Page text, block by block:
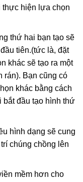
hiện lựa chọn
thứ hai bạn tạo sẽ
tiên.(tức là, đặt
khác sẽ tạo ra một
rán). Bạn cũng có
khác bằng cách
bắt đầu tạo hình thứ
hình dạng sẽ cung
chúng chồng lên
mềm hơn cho